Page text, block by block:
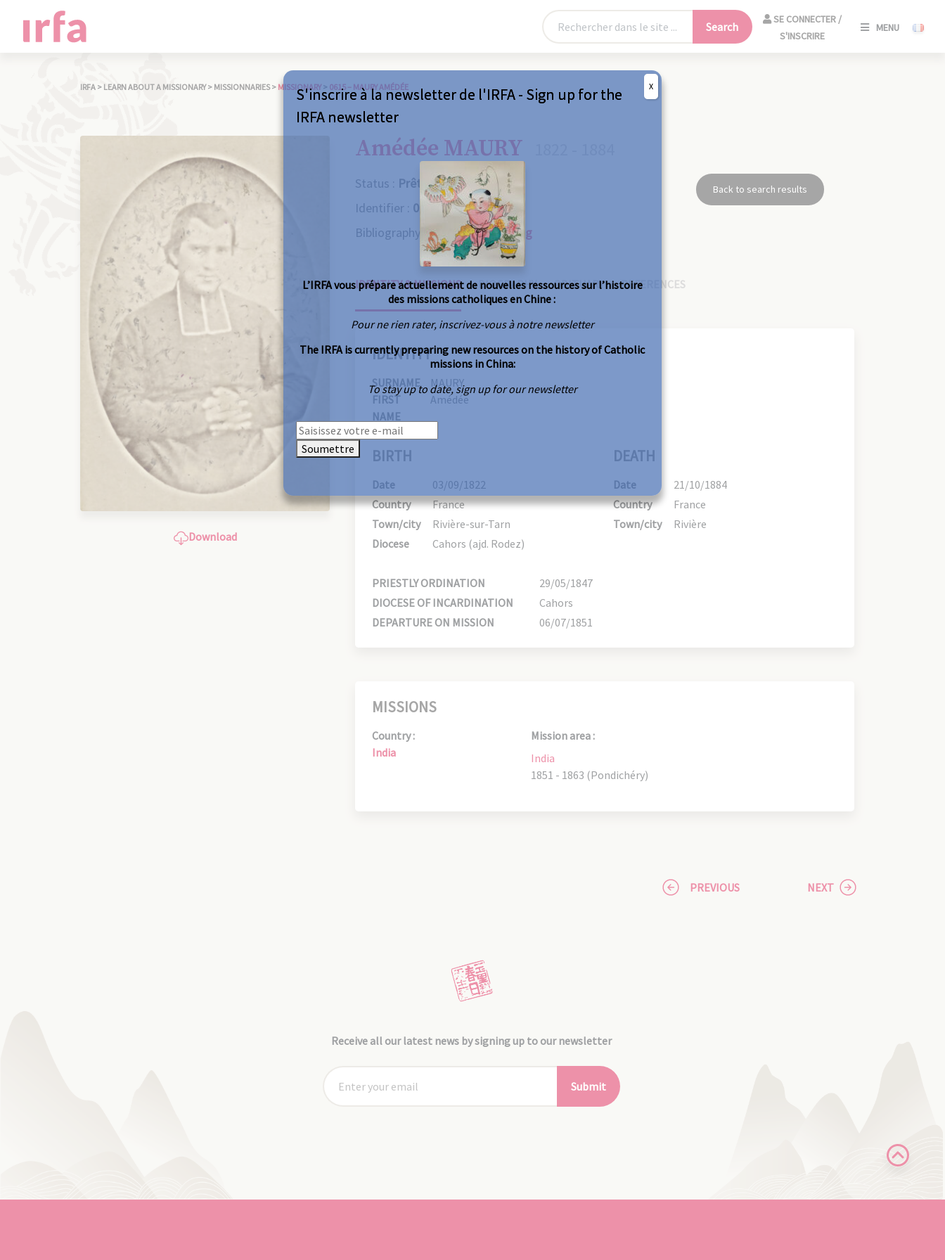
Search
SE CONNECTER /
S'INSCRIRE
MENU
IRFA > LEARN ABOUT A MISSIONARY > MISSIONNARIES > MISSIONARY > 0615 – MAURY AMÉDÉE
Download
Amédée MAURY
Status : Prêtre
Identifier : 0615
Bibliography : Consult the catalog
Back to search results
IDENTITY & MISSIONS BIOGRAPHY OBITUARY REFERENCES
IDENTITY
SURNAME
MAURY
FIRST
NAME
Amédée
BIRTH
Date
03/09/1822
Country
France
Town/city
Rivière-sur-Tarn
Diocese
Cahors (ajd. Rodez)
DEATH
Date
21/10/1884
Country
France
Town/city
Rivière
PRIESTLY ORDINATION
29/05/1847
DIOCESE OF INCARDINATION
Cahors
DEPARTURE ON MISSION
06/07/1851
MISSIONS
Country :
India
Mission area :
India
1851 - 1863 (Pondichéry)
PREVIOUS NEXT
Receive all our latest news by signing up to our newsletter
Submit
S'inscrire à la newsletter de l'IRFA - Sign up for the
IRFA newsletter
L’IRFA vous prépare actuellement de nouvelles ressources sur l’histoire
des missions catholiques en Chine :
Pour ne rien rater, inscrivez-vous à notre newsletter
The IRFA is currently preparing new resources on the history of Catholic
missions in China:
To stay up to date, sign up for our newsletter
Soumettre
X